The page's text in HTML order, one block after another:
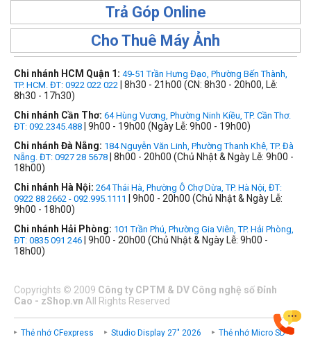
Trả Góp Online
Cho Thuê Máy Ảnh
Chi nhánh HCM Quận 1: 49-51 Trần Hưng Đạo, Phường Bến Thành,
TP. HCM. ĐT: 0922 022 022 | 8h30 - 21h00 (CN: 8h30 - 20h00, Lễ:
8h30 - 17h30)
Chi nhánh Cần Thơ: 64 Hùng Vương, Phường Ninh Kiều, TP. Cần Thơ.
ĐT: 092.2345.488 | 9h00 - 19h00 (Ngày Lễ: 9h00 - 19h00)
Chi nhánh Đà Nẵng: 184 Nguyễn Văn Linh, Phường Thanh Khê, TP. Đà
Nẵng. ĐT: 0927 28 5678 | 8h00 - 20h00 (Chủ Nhật & Ngày Lễ: 9h00 -
18h00)
Chi nhánh Hà Nội: 264 Thái Hà, Phường Ô Chợ Dừa, TP. Hà Nội, ĐT:
0922 88 2662 - 092.995.1111
| 9h00 - 20h00 (Chủ Nhật & Ngày Lễ:
9h00 - 18h00)
Chi nhánh Hải Phòng: 101 Trần Phú, Phường Gia Viên, TP. Hải Phòng,
ĐT: 0835 091 246 | 9h00 - 20h00 (Chủ Nhật & Ngày Lễ: 9h00 -
18h00)
Copyrights © 2009 Công ty CPTM & DV Công nghệ số Đỉnh
Cao - zShop.vn All Rights Reserved
Thẻ nhớ CFexpress Studio Display 27" 2026 Thẻ nhớ Micro SD